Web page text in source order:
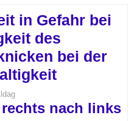
in Gefahr bei
des
bei der
nach links